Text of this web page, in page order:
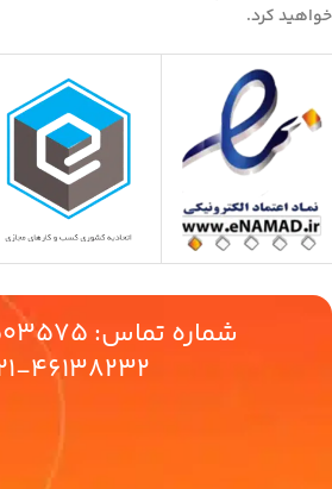
خواهید کرد.
شماره تماس:
46138232-021